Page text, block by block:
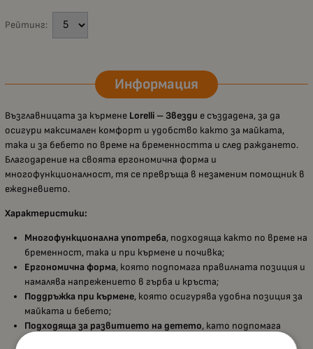
Рейтинг:
Информация
Възглавницата за кърмене Lorelli – Звезди е създадена, за да
осигури максимален комфорт и удобство както за майката,
така и за бебето по време на бременността и след раждането.
Благодарение на своята ергономична форма и
многофункционалност, тя се превръща в незаменим помощник в
ежедневието.
Характеристики:
Многофункционална употреба, подходяща както по време на
бременност, така и при кърмене и почивка;
Ергономична форма, която подпомага правилната позиция и
намалява напрежението в гърба и кръста;
Поддръжка при кърмене, която осигурява удобна позиция за
майката и бебето;
Подходяща за развитието на детето, като подпомага